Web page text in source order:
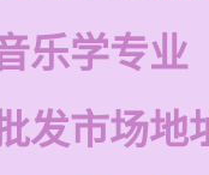
乐学专业
发市场地